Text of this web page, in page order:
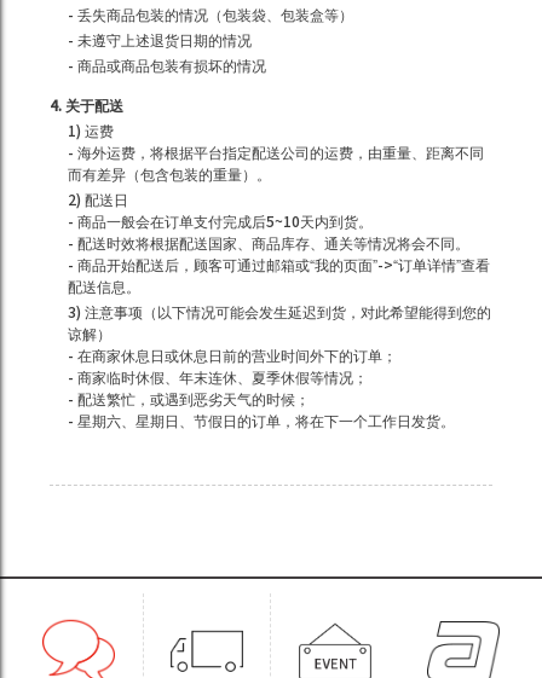
- 丢失商品包装的情况（包装袋、包装盒等）
- 未遵守上述退货日期的情况
- 商品或商品包装有损坏的情况
4. 关于配送
1) 运费
- 海外运费，将根据平台指定配送公司的运费，由重量、距离不同
而有差异（包含包装的重量）。
2) 配送日
- 商品一般会在订单支付完成后5~10天内到货。
- 配送时效将根据配送国家、商品库存、通关等情况将会不同。
- 商品开始配送后，顾客可通过邮箱或“我的页面”->“订单详情”查看
配送信息。
3) 注意事项（以下情况可能会发生延迟到货，对此希望能得到您的
谅解）
- 在商家休息日或休息日前的营业时间外下的订单；
- 商家临时休假、年末连休、夏季休假等情况；
- 配送繁忙，或遇到恶劣天气的时候；
- 星期六、星期日、节假日的订单，将在下一个工作日发货。